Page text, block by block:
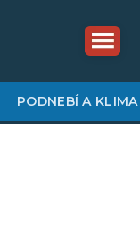
PODNEBÍ A KLIMA